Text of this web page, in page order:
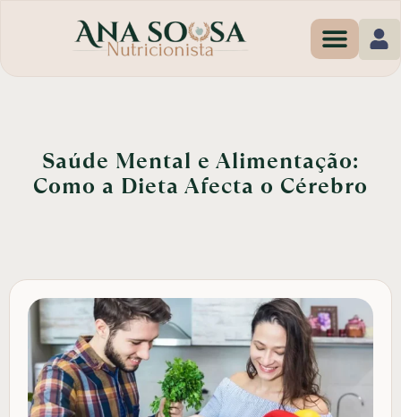
Saúde Mental e Alimentação:
Como a Dieta Afecta o Cérebro